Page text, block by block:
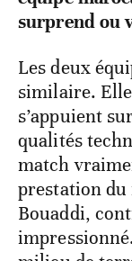
surprend ou
Les deux
similaire.
s’appuient
qualités
match
prestation
Bouaddi,